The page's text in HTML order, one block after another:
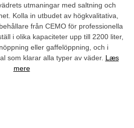
utmaningar med saltning och
Kolla in utbudet av högkvalitativa,
från CEMO för professionella
i olika kapaciteter upp till 2200 liter,
eller gaffelöppning, och i
som klarar alla typer av väder. Læs
mere